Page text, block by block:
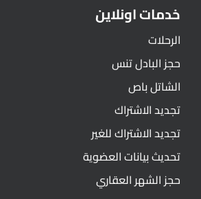
خدمات اونلاين
الرحلات
حجز البادل تنس
الشاتل باص
تجديد الاشتراك
تجديد الاشتراك للغير
تحديث بيانات العضوية
حجز الشهر العقاري